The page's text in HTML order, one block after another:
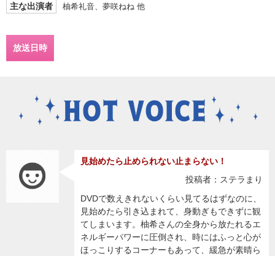
主な出演者 柚希礼音、夢咲ねね 他
放送日時
見始めたら止められない止まらない！
投稿者：ステラまり
DVDで数えきれないくらい見てるはずなのに、
見始めたら引き込まれて、身動ぎもできずに観
てしまいます。柚希さんの全身から放たれるエ
ネルギーパワーに圧倒され、時にはふっと心が
ほっこりするコーナーもあって、緩急が素晴ら